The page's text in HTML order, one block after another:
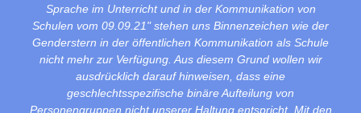
Sprache im Unterricht und in der Kommunikation von
Schulen vom 09.09.21" stehen uns Binnenzeichen wie der
Genderstern in der öffentlichen Kommunikation als Schule
nicht mehr zur Verfügung. Aus diesem Grund wollen wir
ausdrücklich darauf hinweisen, dass eine
geschlechtsspezifische binäre Aufteilung von
Personengruppen nicht unserer Haltung entspricht. Mit den